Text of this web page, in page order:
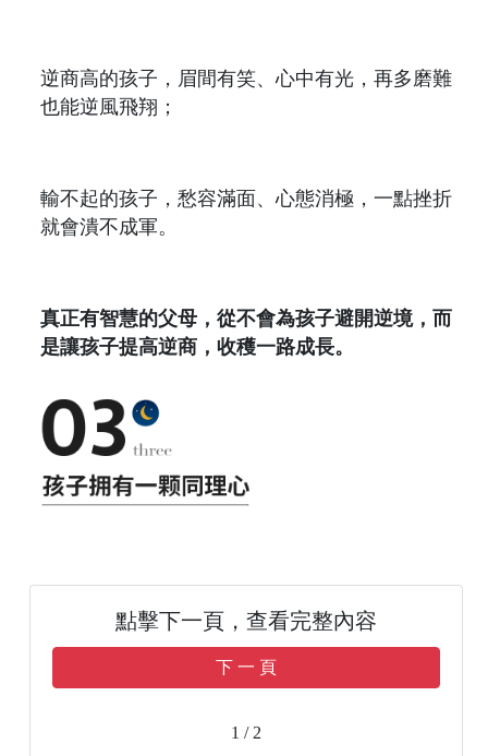
逆商高的孩子，眉間有笑、心中有光，再多磨難
也能逆風飛翔；
輸不起的孩子，愁容滿面、心態消極，一點挫折
就會潰不成軍。
真正有智慧的父母，從不會為孩子避開逆境，而
是讓孩子提高逆商，收穫一路成長。
點擊下一頁，查看完整內容
下 一 頁
1 / 2